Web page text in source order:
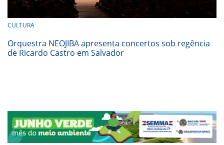
CULTURA
Orquestra NEOJIBA apresenta concertos sob regência
de Ricardo Castro em Salvador